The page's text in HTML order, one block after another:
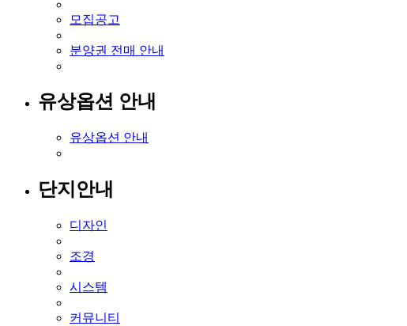
모집공고
분양권 전매 안내
유상옵션 안내
유상옵션 안내
단지안내
디자인
조경
시스템
커뮤니티